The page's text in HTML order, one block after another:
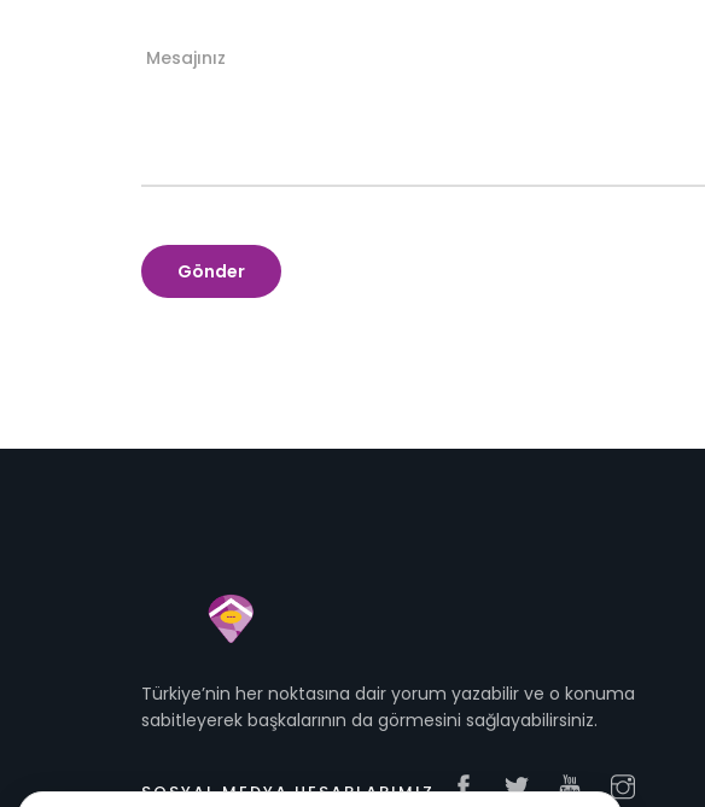
Mesajınız
Türkiye’nin her noktasına dair yorum yazabilir ve o konuma
sabitleyerek başkalarının da görmesini sağlayabilirsiniz.
SOSYAL MEDYA HESAPLARIMIZ